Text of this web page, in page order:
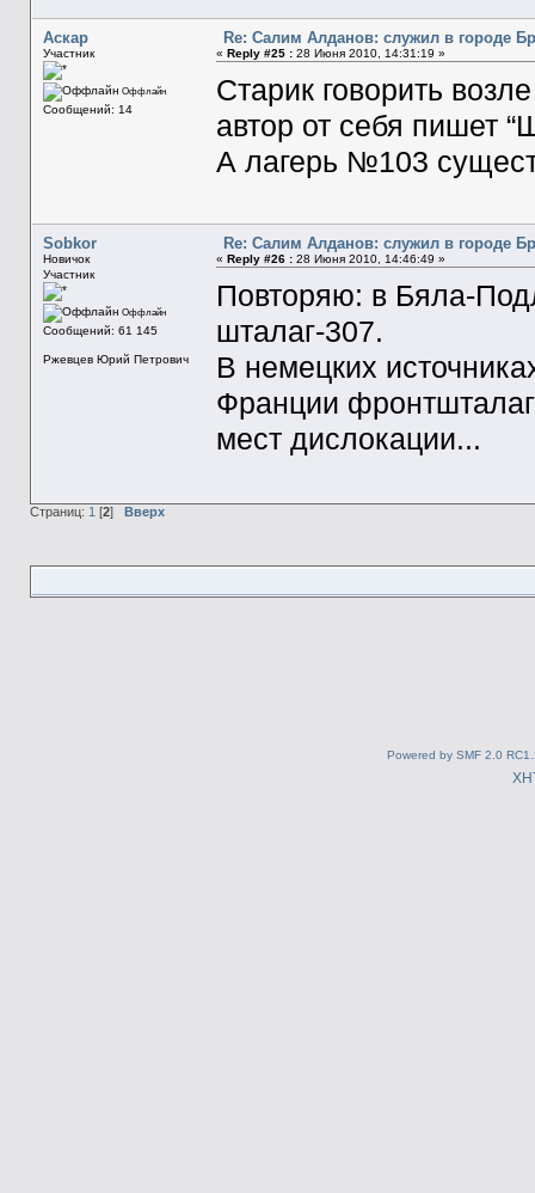
Аскар
Участник
Оффлайн
Сообщений: 14
Re: Салим Алданов: служил в городе
« Reply #25 :28 Июня 2010, 14:31:19 »
Старик говорить
автор от себя пишет
А лагерь №103
Sobkor
Новичок
Участник
Оффлайн
Сообщений: 61 145
Ржевцев Юрий Петрович
Re: Салим Алданов: служил в городе
« Reply #26 :28 Июня 2010, 14:46:49 »
Повторяю: в Бяла-
шталаг-307.
В немецких
Франции
мест дислокации...
Страниц: 1 [2] Вверх
Powered by SMF 2.0